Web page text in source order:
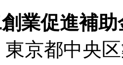
業促進補
東京都中央